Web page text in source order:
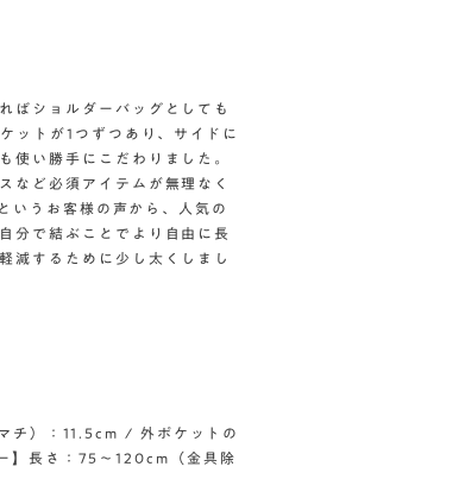
ばショルダーバッグとしても
ットが1つずつあり、サイドに
使い勝手にこだわりました。
など必須アイテムが無理なく
うお客様の声から、人気の
分で結ぶことでより自由に長
減するために少し太くしまし
チ）：11.5cm / 外ポケットの
】長さ：75〜120cm（金具除